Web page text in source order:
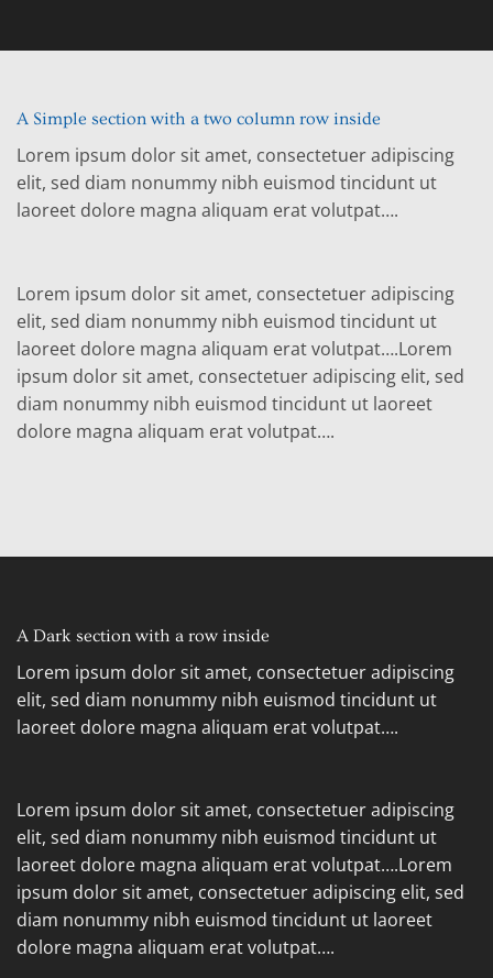
A Simple section with a two column row inside
Lorem ipsum dolor sit amet, consectetuer adipiscing
elit, sed diam nonummy nibh euismod tincidunt ut
laoreet dolore magna aliquam erat volutpat….
Lorem ipsum dolor sit amet, consectetuer adipiscing
elit, sed diam nonummy nibh euismod tincidunt ut
laoreet dolore magna aliquam erat volutpat….Lorem
ipsum dolor sit amet, consectetuer adipiscing elit, sed
diam nonummy nibh euismod tincidunt ut laoreet
dolore magna aliquam erat volutpat….
A Dark section with a row inside
Lorem ipsum dolor sit amet, consectetuer adipiscing
elit, sed diam nonummy nibh euismod tincidunt ut
laoreet dolore magna aliquam erat volutpat….
Lorem ipsum dolor sit amet, consectetuer adipiscing
elit, sed diam nonummy nibh euismod tincidunt ut
laoreet dolore magna aliquam erat volutpat….Lorem
ipsum dolor sit amet, consectetuer adipiscing elit, sed
diam nonummy nibh euismod tincidunt ut laoreet
dolore magna aliquam erat volutpat….